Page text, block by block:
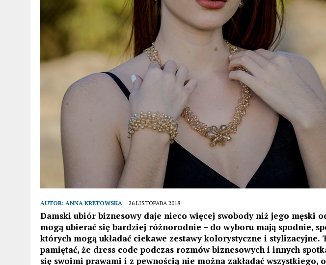
AUTOR: ANNA KRETOWSKA 26 LISTOPADA 2018
Damski ubiór biznesowy daje nieco więcej swobody niż jego męski
mogą ubierać się bardziej różnorodnie – do wyboru mają spodnie,
których mogą układać ciekawe zestawy kolorystyczne i stylizacyjne.
pamiętać, że dress code podczas rozmów biznesowych i innych
się swoimi prawami i z pewnością nie można zakładać wszystkiego,